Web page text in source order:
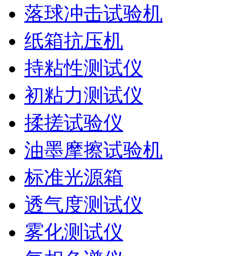
落球冲击试验机
纸箱抗压机
持粘性测试仪
初粘力测试仪
揉搓试验仪
油墨摩擦试验机
标准光源箱
透气度测试仪
雾化测试仪